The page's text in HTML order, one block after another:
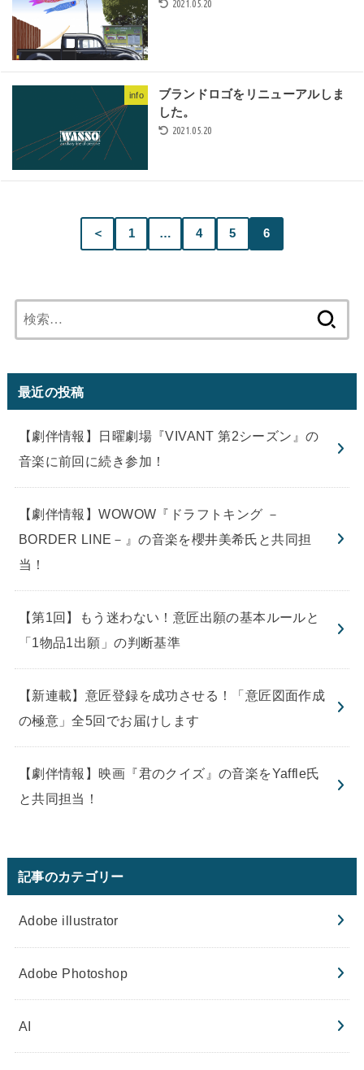
2021.05.20
info
ブランドロゴをリニューアルしま
した。
2021.05.20
＜ 1 … 4 5 6
索:
最近の投稿
【劇伴情報】日曜劇場『VIVANT 第2シーズン』の
音楽に前回に続き参加！
【劇伴情報】WOWOW『ドラフトキング －
BORDER LINE－』の音楽を櫻井美希氏と共同担
当！
【第1回】もう迷わない！意匠出願の基本ルールと
「1物品1出願」の判断基準
【新連載】意匠登録を成功させる！「意匠図面作成
の極意」全5回でお届けします
【劇伴情報】映画『君のクイズ』の音楽をYaffle氏
と共同担当！
記事のカテゴリー
Adobe illustrator
Adobe Photoshop
AI